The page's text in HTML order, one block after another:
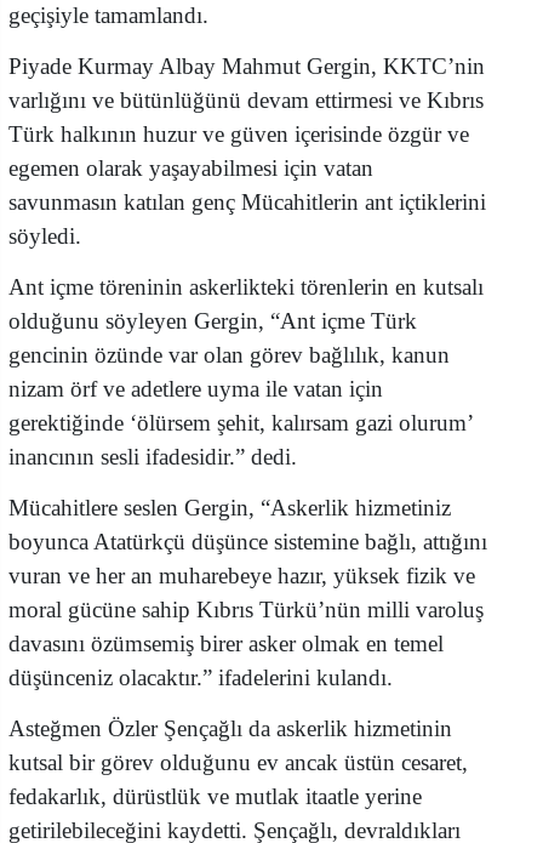
geçişiyle tamamlandı.
Piyade Kurmay Albay Mahmut Gergin, KKTC’nin
varlığını ve bütünlüğünü devam ettirmesi ve Kıbrıs
Türk halkının huzur ve güven içerisinde özgür ve
egemen olarak yaşayabilmesi için vatan
savunmasın katılan genç Mücahitlerin ant içtiklerini
söyledi.
Ant içme töreninin askerlikteki törenlerin en kutsalı
olduğunu söyleyen Gergin, “Ant içme Türk
gencinin özünde var olan görev bağlılık, kanun
nizam örf ve adetlere uyma ile vatan için
gerektiğinde ‘ölürsem şehit, kalırsam gazi olurum’
inancının sesli ifadesidir.” dedi.
Mücahitlere seslen Gergin, “Askerlik hizmetiniz
boyunca Atatürkçü düşünce sistemine bağlı, attığını
vuran ve her an muharebeye hazır, yüksek fizik ve
moral gücüne sahip Kıbrıs Türkü’nün milli varoluş
davasını özümsemiş birer asker olmak en temel
düşünceniz olacaktır.” ifadelerini kulandı.
Asteğmen Özler Şençağlı da askerlik hizmetinin
kutsal bir görev olduğunu ev ancak üstün cesaret,
fedakarlık, dürüstlük ve mutlak itaatle yerine
getirilebileceğini kaydetti. Şençağlı, devraldıkları